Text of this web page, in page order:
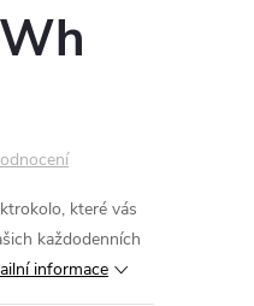
které vás
každodenních
informace